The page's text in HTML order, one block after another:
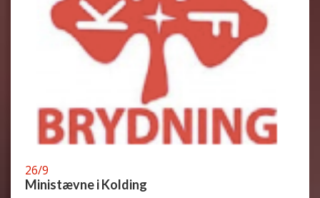
26/9
Ministævne i Kolding